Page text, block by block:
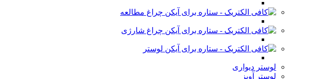
چراغ مطالعه
چراغ شارژی
لوستر
لوستر دیواری
لوستر آویز